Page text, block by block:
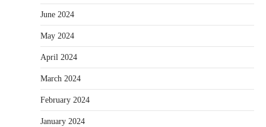
June 2024
May 2024
April 2024
March 2024
February 2024
January 2024